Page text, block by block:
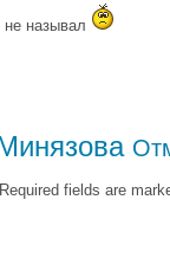
называл
fields are